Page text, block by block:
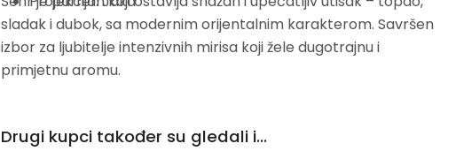
sladak i dubok, sa modernim orijentalnim karakterom. Savršen
izbor za ljubitelje intenzivnih mirisa koji žele dugotrajnu i
primjetnu aromu.
Drugi kupci također su gledali i...